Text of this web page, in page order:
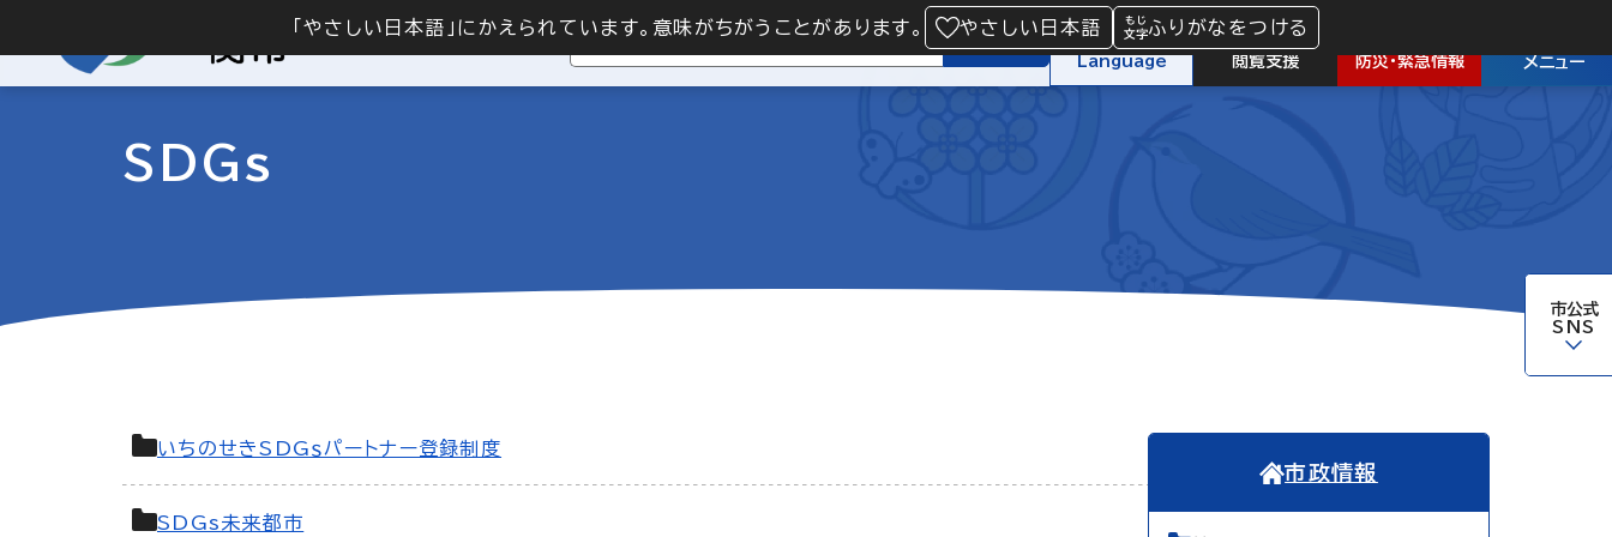
「やさしい日本語」にかえられています。意味がちがうことがあります。 やさしい日本語 ふりがなをつける
検索
Language 閲覧支援 防災・緊急情報 メニュー
市公式
SNS
SDGs
いちのせきSDGｓパートナー登録制度
SDGs未来都市
市政情報